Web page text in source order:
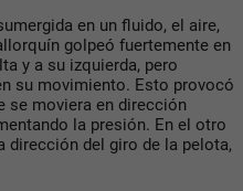
en un fluido, el aire,
golpeó fuertemente en
y a su izquierda, pero
su movimiento. Esto provocó
se moviera en dirección
la presión. En el otro
dirección del giro de la pelota,